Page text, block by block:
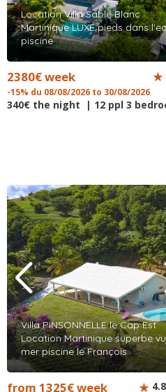
Location Villa Sable Blanc
Martinique LUXE pieds dans
piscine
2380€ week
-15% du 08/08/2026 to 30/08/2026
340€ the night | 12 ppl 3
Villa PINSONNELLE le Cap Est
Location Martinique superbe
mer piscine le François
from 1325€ week